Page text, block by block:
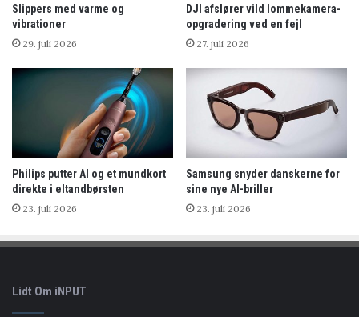
Slippers med varme og
vibrationer
29. juli 2026
DJI afslører vild lommekamera-
opgradering ved en fejl
27. juli 2026
Philips putter AI og et mundkort
direkte i eltandbørsten
23. juli 2026
Samsung snyder danskerne for
sine nye AI-briller
23. juli 2026
Lidt Om iNPUT